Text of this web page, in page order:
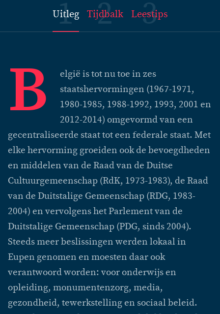
Uitleg Tijdbalk Leestips
B
elgië is tot nu toe in zes
staatshervormingen (1967-1971,
1980-1985, 1988-1992, 1993, 2001 en
2012-2014) omgevormd van een
gecentraliseerde staat tot een federale staat. Met
elke hervorming groeiden ook de bevoegdheden
en middelen van de Raad van de Duitse
Cultuurgemeenschap (RdK, 1973-1983), de Raad
van de Duitstalige Gemeenschap (RDG, 1983-
2004) en vervolgens het Parlement van de
Duitstalige Gemeenschap (PDG, sinds 2004).
Steeds meer beslissingen werden lokaal in
Eupen genomen en moesten daar ook
verantwoord worden: voor onderwijs en
opleiding, monumentenzorg, media,
gezondheid, tewerkstelling en sociaal beleid.